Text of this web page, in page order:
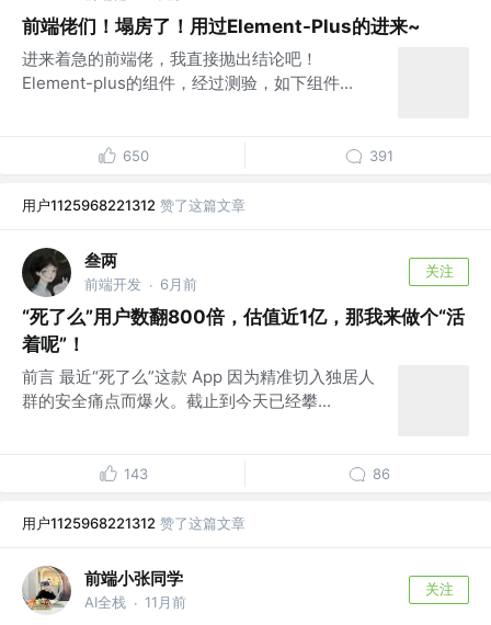
前端佬们！塌房了！用过Element-Plus的进来~
进来着急的前端佬，我直接抛出结论吧！
Element-plus的组件，经过测验，如下组件...
650 391
用户1125968221312 赞了这篇文章
叁两
前端开发 · 6月前
关注
“死了么”用户数翻800倍，估值近1亿，那我来做个“活
着呢”！
前言 最近“死了么”这款 App 因为精准切入独居人
群的安全痛点而爆火。截止到今天已经攀...
143 86
用户1125968221312 赞了这篇文章
前端小张同学
AI全栈 · 11月前
关注